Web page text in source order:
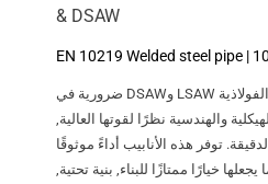
& DSAW
في 10219 تعتبر الأنابيب الفولاذية LSAW وDSAW ضرورية في
والهندسية نظرًا لقوتها العالية,
توفر هذه الأنابيب أداءً موثوقًا
خيارًا ممتازًا للبناء, بنية تحتية,